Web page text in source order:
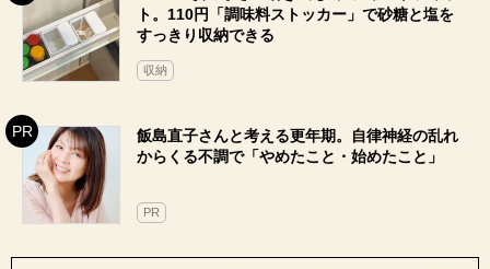
ト。110円「調味料ストッカー」で砂糖と塩を
すっきり収納できる
収納
飯島直子さんと考える更年期。自律神経の乱れ
からくる不調で「やめたこと・始めたこと」
PR